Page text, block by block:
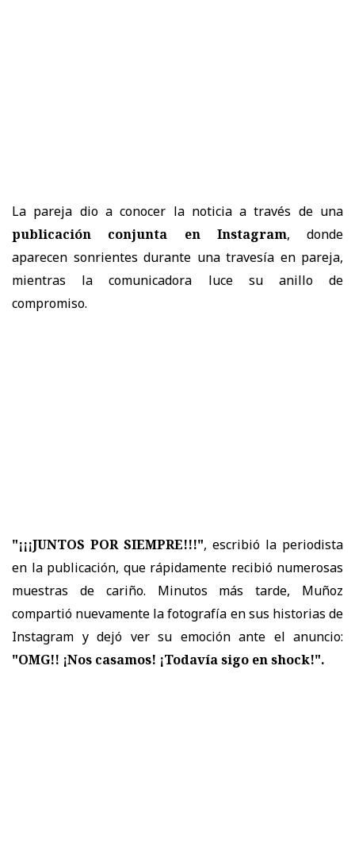
La pareja dio a conocer la noticia a través de una
publicación conjunta en Instagram, donde
aparecen sonrientes durante una travesía en pareja,
mientras la comunicadora luce su anillo de
compromiso.
"¡¡¡JUNTOS POR SIEMPRE!!!", escribió la periodista
en la publicación, que rápidamente recibió numerosas
muestras de cariño. Minutos más tarde, Muñoz
compartió nuevamente la fotografía en sus historias de
Instagram y dejó ver su emoción ante el anuncio:
"OMG!! ¡Nos casamos! ¡Todavía sigo en shock!".